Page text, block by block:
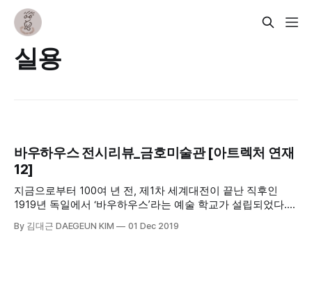
실용
바우하우스 전시리뷰_금호미술관 [아트렉처 연재
12]
지금으로부터 100여 년 전, 제1차 세계대전이 끝난 직후인
1919년 독일에서 ‘바우하우스’라는 예술 학교가 설립되었다.
었던 독일은 국가 재건이 필요했다. 대단한 건축가이자 바우하
By 김대근 DAEGEUN KIM 01 Dec 2019